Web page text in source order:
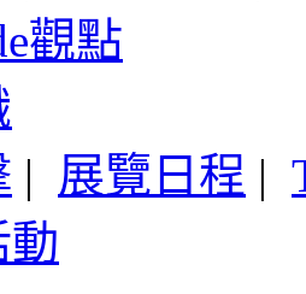
觀點
| 展覽日程 |
動